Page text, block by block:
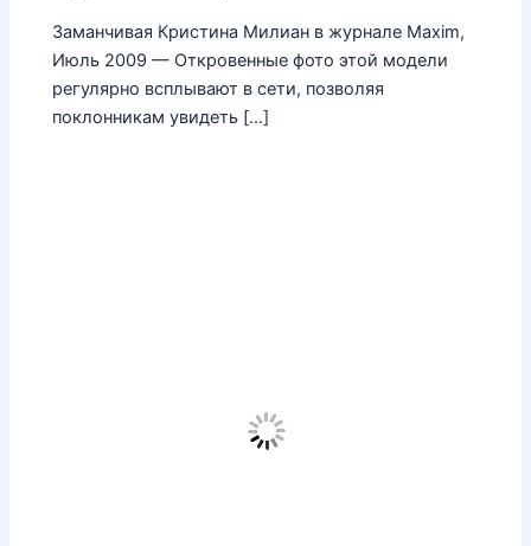
Заманчивая Кристина Милиан в журнале Maxim,
Июль 2009 — Откровенные фото этой модели
регулярно всплывают в сети, позволяя
поклонникам увидеть […]